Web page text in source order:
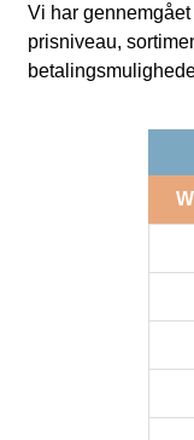
Vi har
prisniveau,